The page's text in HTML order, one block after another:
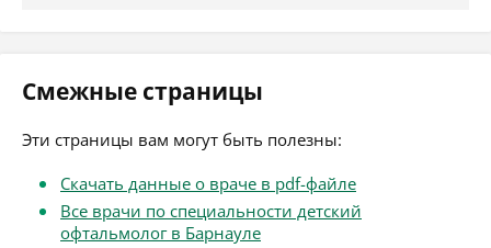
Смежные страницы
Эти страницы вам могут быть полезны:
Скачать данные о враче в pdf-файле
Все врачи по специальности детский
офтальмолог в Барнауле